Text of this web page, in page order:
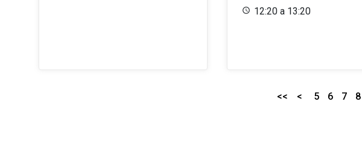
12:20 a 13:20
<< < 5 6 7 8